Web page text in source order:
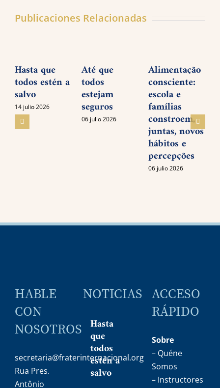
Publicaciones Relacionadas
Hasta que
todos estén a
salvo
14 julio 2026
Até que
todos
estejam
seguros
06 julio 2026
Alimentação
consciente:
escola e
famílias
constroem,
juntas, novos
hábitos e
percepções
06 julio 2026
HABLE
CON
NOSOTROS
secretaria@fraterinternacional.org
Rua Pres.
Antônio
NOTICIAS
Hasta
que
todos
estén a
salvo
ACCESO
RÁPIDO
Sobre
– Quéne
Somos
– Instructores